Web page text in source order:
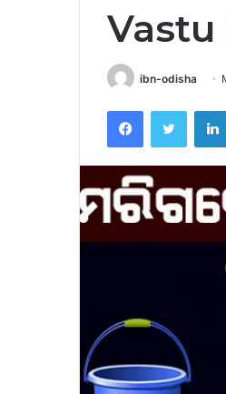
ibn-odisha
FacebookTwitter